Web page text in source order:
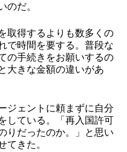
のだ。
取得するよりも数多くの
で時間を要する。普段な
の手続きをお願いするの
大きな金額の違いがあ
ジェントに頼まずに自分
している。「再入国許可
りだったのか。」と思い
てきた。